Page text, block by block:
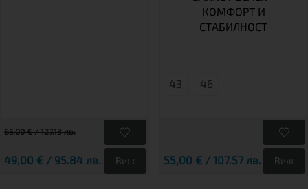
65,00 € / 127.13 лв.
49,00 € / 95.84 лв. Виж
КОМФОРТ И
СТАБИЛНОСТ
43 46
55,00 € / 107.57 лв. Виж